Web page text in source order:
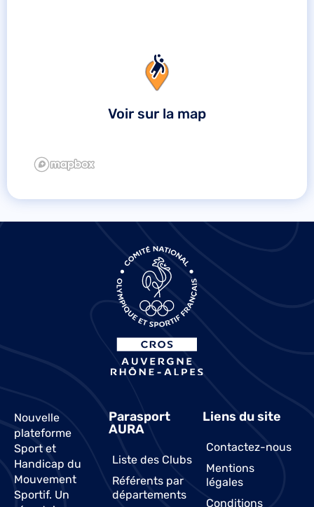
Voir sur la map
Nouvelle
plateforme
Sport et
Handicap du
Mouvement
Sportif. Un
Parasport
AURA
Liste des Clubs
Référents par
départements
Liens du site
Contactez-nous
Mentions
légales
Conditions